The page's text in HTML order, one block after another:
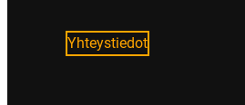
Yhteystiedot